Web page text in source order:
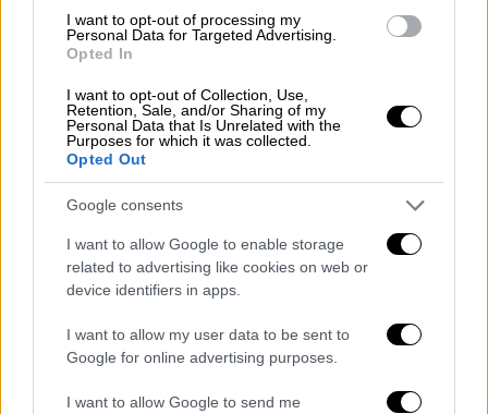
I want to opt-out of processing my
Personal Data for Targeted Advertising.
Opted In
I want to opt-out of Collection, Use,
Retention, Sale, and/or Sharing of my
Personal Data that Is Unrelated with the
Purposes for which it was collected.
Opted Out
Google consents
I want to allow Google to enable storage
related to advertising like cookies on web or
device identifiers in apps.
I want to allow my user data to be sent to
Google for online advertising purposes.
I want to allow Google to send me
Μάριος Ηλιόπουλος: Ποιος είναι
εφοπλιστής που παίρνει στα χέρια
Λίγες ώρες αργότερα η ΠΑΕ ΑΕΚ
πραγματοποιεί έκτακτη συνέντευξη Τύπου
στην OPAP Arena για την επισημοποίηση της
αλλαγής σελίδας στον σύλλογο.
συνέντευξη Τύπου